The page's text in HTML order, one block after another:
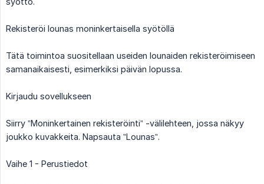
Rekisteröi lounas moninkertaisella syötöllä
Tätä toimintoa suositellaan useiden lounaiden rekisteröimiseen
samanaikaisesti, esimerkiksi päivän lopussa.
Kirjaudu sovellukseen
Siirry ”Moninkertainen rekisteröinti” -välilehteen, jossa näkyy
joukko kuvakkeita. Napsauta ”Lounas”.
Vaihe 1 - Perustiedot